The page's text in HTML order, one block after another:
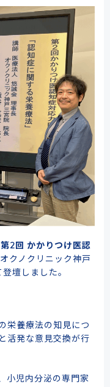
第2回 かかりつけ医認
クノクリニック神戸
壇しました。
栄養療法の知見につ
活発な意見交換が行
小児内分泌の専門家